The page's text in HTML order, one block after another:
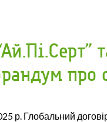
про
р. Глобальний